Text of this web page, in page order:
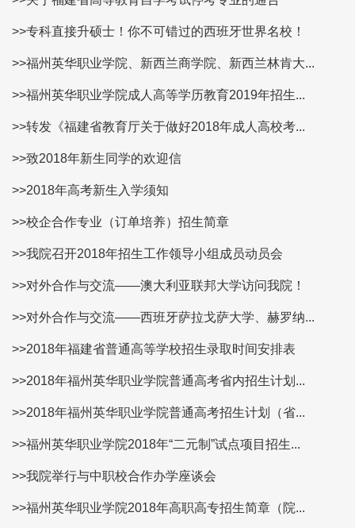
>>专科直接升硕士！你不可错过的西班牙世界名校！
>>福州英华职业学院、新西兰商学院、新西兰林肯大...
>>福州英华职业学院成人高等学历教育2019年招生...
>>转发《福建省教育厅关于做好2018年成人高校考...
>>致2018年新生同学的欢迎信
>>2018年高考新生入学须知
>>校企合作专业（订单培养）招生简章
>>我院召开2018年招生工作领导小组成员动员会
>>对外合作与交流——澳大利亚联邦大学访问我院！
>>对外合作与交流——西班牙萨拉戈萨大学、赫罗纳...
>>2018年福建省普通高等学校招生录取时间安排表
>>2018年福州英华职业学院普通高考省内招生计划...
>>2018年福州英华职业学院普通高考招生计划（省...
>>福州英华职业学院2018年“二元制”试点项目招生...
>>我院举行与中职校合作办学座谈会
>>福州英华职业学院2018年高职高专招生简章（院...